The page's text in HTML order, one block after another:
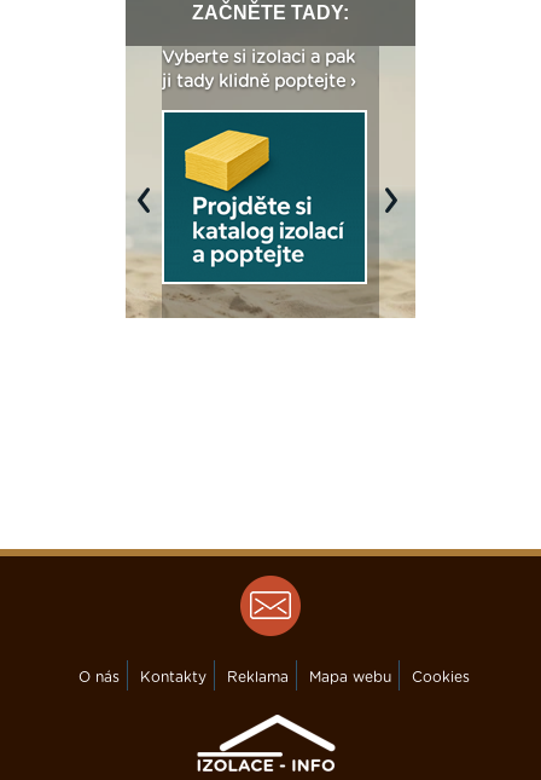
ZAČNĚTE TADY:
Vyberte si izolaci a pak
ji tady klidně poptejte ›
Previous Next
O nás Kontakty Reklama Mapa webu Cookies